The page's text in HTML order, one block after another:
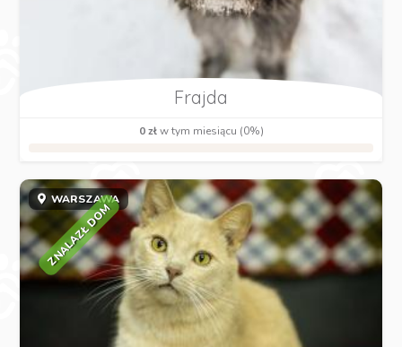
Frajda
0 złw tym miesiącu (0%)
WARSZAWA
ZNALAZŁ DOM